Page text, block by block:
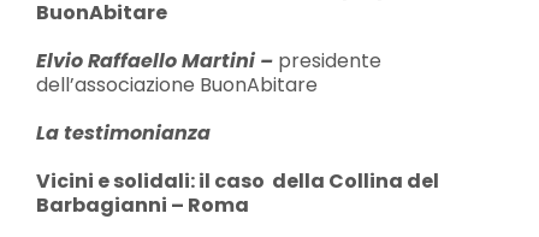
BuonAbitare
Elvio Raffaello Martini – presidente
dell’associazione BuonAbitare
La testimonianza
Vicini e solidali: il caso della Collina del
Barbagianni – Roma